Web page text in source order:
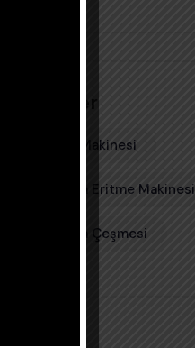
Fondü Makinesi
Çikolata Eritme Makinesi
Çikolata Çeşmesi